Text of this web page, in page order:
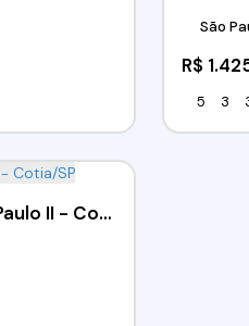
R$
São
5 3
Casa com 04 Quartos - São Paulo II - Cotia/SP